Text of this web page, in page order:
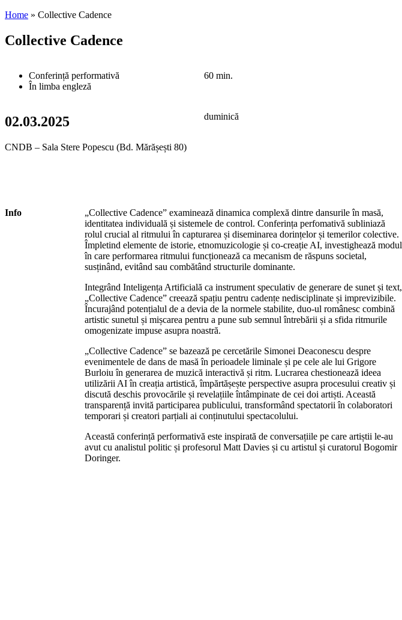
Home » Collective Cadence
Collective Cadence
Conferință performativă
În limba engleză
60 min.
02.03.2025 duminică
CNDB – Sala Stere Popescu (Bd. Mărășești 80)
Info
„Collective Cadence” examinează dinamica complexă dintre dansurile în masă,
identitatea individuală și sistemele de control. Conferința perfomativă subliniază
rolul crucial al ritmului în capturarea și diseminarea dorințelor și temerilor colective.
Împletind elemente de istorie, etnomuzicologie și co-creație AI, investighează modul
în care performarea ritmului funcționează ca mecanism de răspuns societal,
susținând, evitând sau combătând structurile dominante.
Integrând Inteligența Artificială ca instrument speculativ de generare de sunet și text,
„Collective Cadence” creează spațiu pentru cadențe nedisciplinate și imprevizibile.
Încurajând potențialul de a devia de la normele stabilite, duo-ul românesc combină
artistic sunetul și mișcarea pentru a pune sub semnul întrebării și a sfida ritmurile
omogenizate impuse asupra noastră.
„Collective Cadence” se bazează pe cercetările Simonei Deaconescu despre
evenimentele de dans de masă în perioadele liminale și pe cele ale lui Grigore
Burloiu în generarea de muzică interactivă și ritm. Lucrarea chestionează ideea
utilizării AI în creația artistică, împărtășește perspective asupra procesului creativ și
discută deschis provocările și revelațiile întâmpinate de cei doi artiști. Această
transparență invită participarea publicului, transformând spectatorii în colaboratori
temporari și creatori parțiali ai conținutului spectacolului.
Această conferință performativă este inspirată de conversațiile pe care artiștii le-au
avut cu analistul politic și profesorul Matt Davies și cu artistul și curatorul Bogomir
Doringer.